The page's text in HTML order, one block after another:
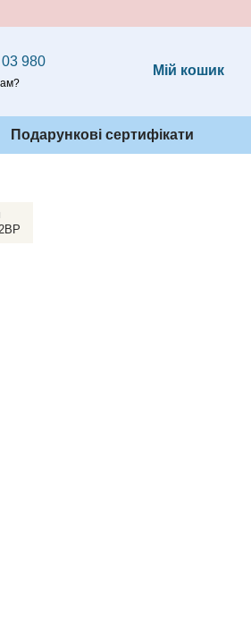
980
Мій кошик
Подарункові сертифікати